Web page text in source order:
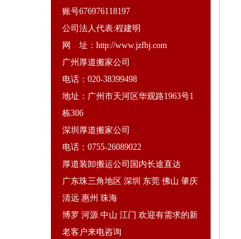
账号676976118197
公司法人代表:程建明
网 址：http://www.jzfbj.com
广州厚道搬家公司
电话：020-38399498
地址：广州市天河区华观路1963号1
栋306
深圳厚道搬家公司
电话：0755-26089022
厚道装卸搬运公司国内长途直达
广东珠三角地区 深圳 东莞 佛山 肇庆
清远 惠州 珠海
博罗 河源 中山 江门 欢迎有需求的新
老客户来电咨询